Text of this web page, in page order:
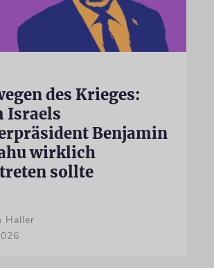
des Krieges:
Israels
Benjamin
wirklich
sollte
Haller